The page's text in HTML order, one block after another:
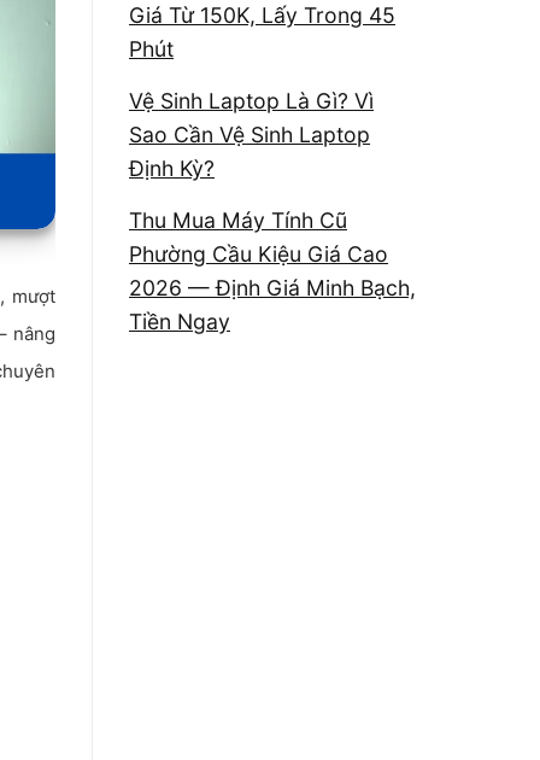
mượt
nâng
Giá Từ 150K, Lấy Trong 45
Phút
Vệ Sinh Laptop Là Gì? Vì
Sao Cần Vệ Sinh Laptop
Định Kỳ?
Thu Mua Máy Tính Cũ
Phường Cầu Kiệu Giá Cao
2026 — Định Giá Minh Bạch,
Tiền Ngay